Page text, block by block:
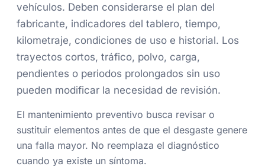
vehículos. Deben considerarse el plan del
fabricante, indicadores del tablero, tiempo,
kilometraje, condiciones de uso e historial. Los
trayectos cortos, tráfico, polvo, carga,
pendientes o periodos prolongados sin uso
pueden modificar la necesidad de revisión.
El mantenimiento preventivo busca revisar o
sustituir elementos antes de que el desgaste genere
una falla mayor. No reemplaza el diagnóstico
cuando ya existe un síntoma.